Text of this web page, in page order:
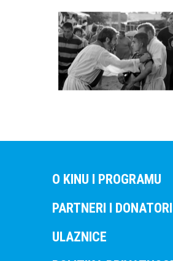
O KINU I PROGRAMU
PARTNERI I DONATORI
ULAZNICE